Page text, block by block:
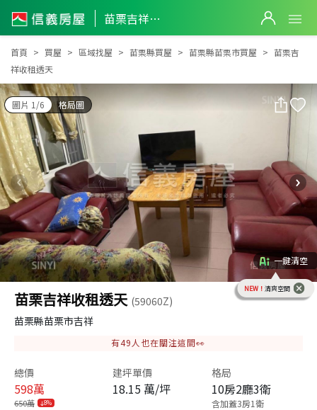
苗栗吉祥收租透天
苗栗吉祥收租透天
首頁 買屋 區域找屋 苗栗縣買屋 苗栗縣苗栗市買屋
苗栗吉
祥收租透天
圖片 1/6 格局圖
一鍵清空
NEW！ 清爽空間
苗栗吉祥收租透天 (59060Z)
苗栗縣苗栗市吉祥
有49 人也在關注這間👀
總價
598萬
650萬 8%
建坪單價
18.15 萬/坪
格局
10房2廳3衛
含加蓋3房1衛